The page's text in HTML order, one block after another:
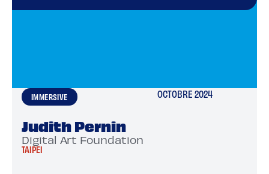
IMMERSIVE OCTOBRE 2024
Judith Pernin
Digital Art Foundation
TAIPEI